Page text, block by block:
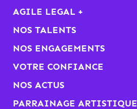
AGILE LEGAL +
NOS TALENTS
NOS ENGAGEMENTS
VOTRE CONFIANCE
NOS ACTUS
PARRAINAGE ARTISTIQUE